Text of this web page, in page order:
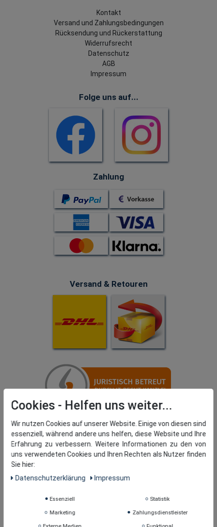
Kontakt
Versand und Zahlungsbedingungen
Rücksendung und Rückerstattung
Widerrufsrecht
Datenschutz
AGB
Impressum
Folge uns auf...
Zahlung
Versand & Retouren
Cookies
Wir nutzen Cookies auf unserer Website. Einige von diesen sind
essenziell, während andere uns helfen, diese Website und Ihre
Erfahrung zu verbessern. Weitere Informationen zu den von
uns verwendeten Cookies und Ihren Rechten als Nutzer finden
Sie hier:
Daten­schutz­erklärung
Impressum
Essenziell Statistik
Marketing Zahlungsdienstleister